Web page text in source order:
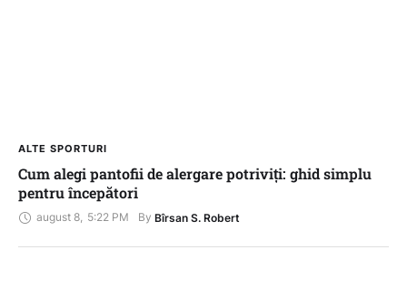
ALTE SPORTURI
Cum alegi pantofii de alergare potriviți: ghid simplu
pentru începători
august 8, 5:22 PM By Bîrsan S. Robert